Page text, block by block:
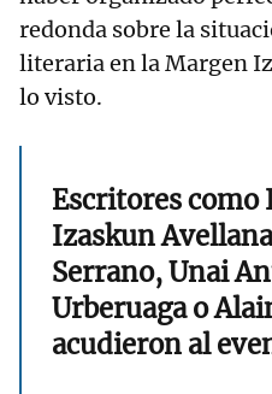
redonda sobre la
literaria en la Margen
lo visto.
Escritores como
Izaskun
Serrano, Unai
Urberuaga o
acudieron al